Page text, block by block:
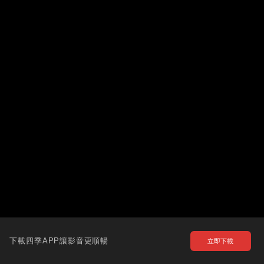
下載四季APP讓影音更順暢 立即下載